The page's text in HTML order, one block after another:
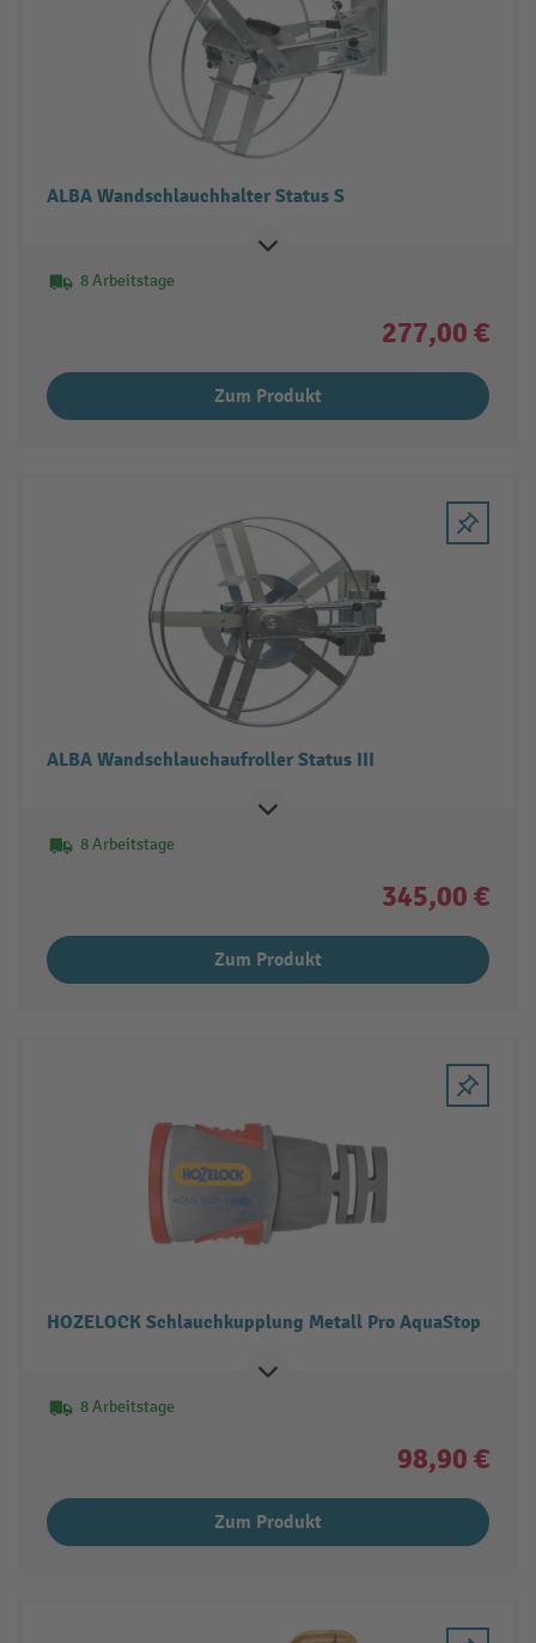
ALBA Wandschlauchhalter Status S
8 Arbeitstage
277,00 €
Zum Produkt
ALBA Wandschlauchaufroller Status III
8 Arbeitstage
345,00 €
Zum Produkt
HOZELOCK Schlauchkupplung Metall Pro AquaStop
8 Arbeitstage
98,90 €
Zum Produkt